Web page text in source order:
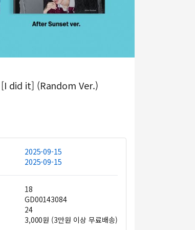
[I did it] (Random Ver.)
2025-09-15
2025-09-15
18
GD00143084
24
3,000원 (3만원 이상 무료배송)